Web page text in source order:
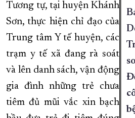
Tương tự, tại huyện Khánh
Sơn, thực hiện chỉ đạo của
Trung tâm Y tế huyện, các
trạm y tế xã đang rà soát
và lên danh sách, vận động
gia đình những trẻ chưa
tiêm đủ mũi vắc xin bạch